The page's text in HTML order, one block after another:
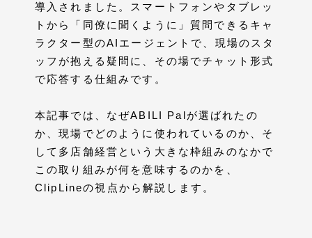
導入されました。スマートフォンやタブレッ
トから「同僚に聞くように」質問できるキャ
ラクター型のAIエージェントで、現場のスタ
ッフが抱える疑問に、その場でチャット形式
で応答する仕組みです。
本記事では、なぜABILI Palが選ばれたの
か、現場でどのように使われているのか、そ
して多店舗経営という大きな枠組みのなかで
この取り組みが何を意味するのかを、
ClipLineの視点から解説します。